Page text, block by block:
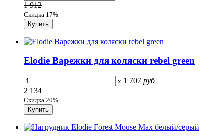
1 912
Скидка 17%
Elodie Варежки для коляски rebel green
x 1 707 руб
2 134
Скидка 20%